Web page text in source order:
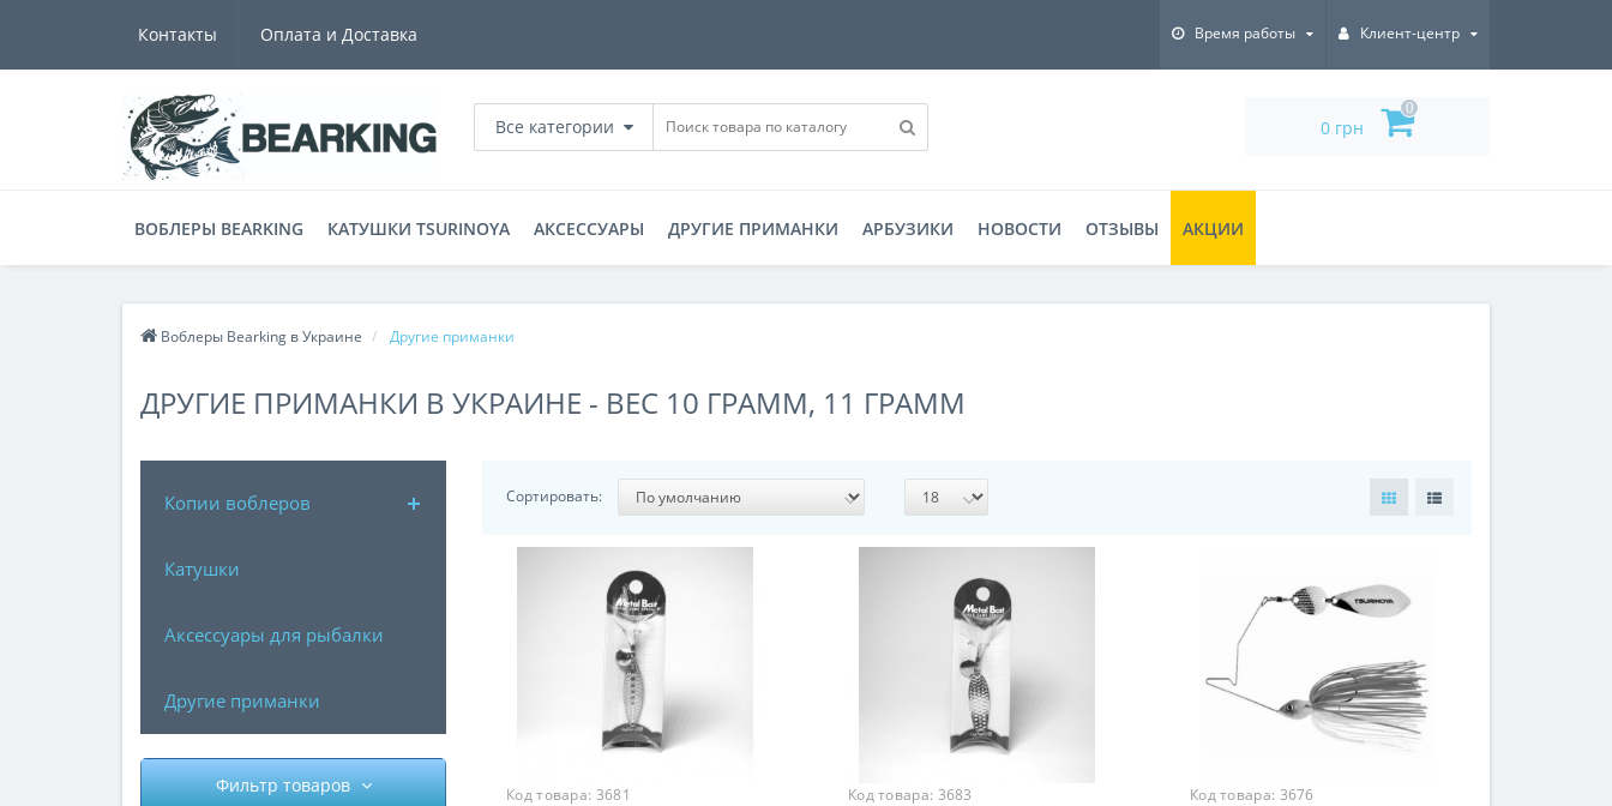
Контакты Оплата и Доставка Время работы Клиент-центр
Все категории 0 грн
0
ВОБЛЕРЫ BEARKING КАТУШКИ TSURINOYA АКСЕССУАРЫ ДРУГИЕ ПРИМАНКИ АРБУЗИКИ НОВОСТИ ОТЗЫВЫ АКЦИИ
Воблеры Bearking в Украине Другие приманки
ДРУГИЕ ПРИМАНКИ В УКРАИНЕ - ВЕС 10 ГРАММ, 11 ГРАММ
Копии воблеров
Катушки
Аксессуары для рыбалки
Другие приманки
Фильтр товаров
Сортировать:
Код товара: 3681
Код товара: 3683
Код товара: 3676